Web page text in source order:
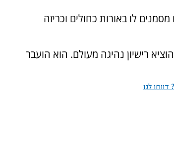
לו באורות כחולים וכריזה
כי החשוד, תושב ג'לג'וליה, בשנות ה-20, לא הוציא רישיון נהיגה מעולם. הוא הועבר
לנו